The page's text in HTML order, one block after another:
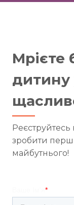
Мрієте
дитину
Реєструйтесь
зробити
майбутнього!